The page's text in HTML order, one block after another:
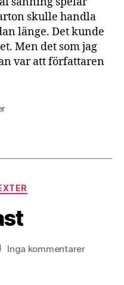
någon
läser
skulle handla
länge. Det kunde
Men det som jag
var att författaren
Inga kommentarertill